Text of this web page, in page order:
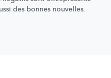
des bonnes nouvelles.